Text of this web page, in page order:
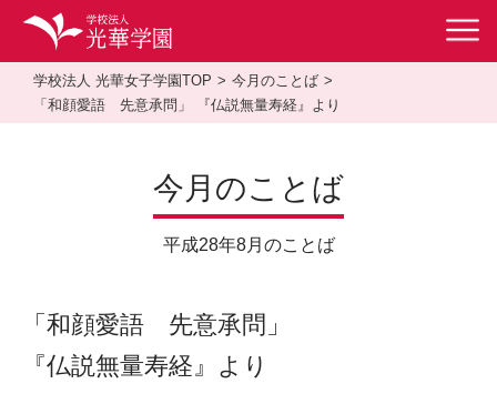
学校法人 光華女子学園TOP
今月のことば
「和顔愛語 先意承問」 『仏説無量寿経』より
今月のことば
平成28年8月のことば
「和顔愛語 先意承問」
『仏説無量寿経』より